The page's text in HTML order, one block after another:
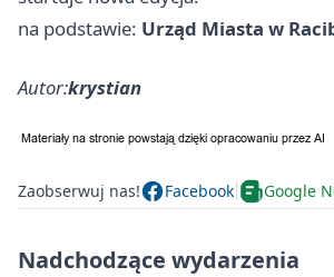
na podstawie: Urząd Miasta w
Autor:krystian
Zaobserwuj nas! Facebook Google
Nadchodzące wydarzenia